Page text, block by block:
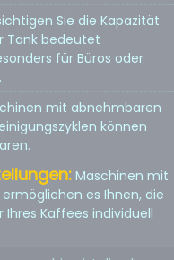
Sie die Kapazität
Tank bedeutet
für Büros oder
mit abnehmbaren
können
Maschinen mit
es Ihnen, die
Kaffees individuell